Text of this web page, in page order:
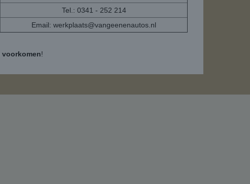
Tel.: 0341 - 252 214
Email: werkplaats@vangeenenautos.nl
voorkomen!